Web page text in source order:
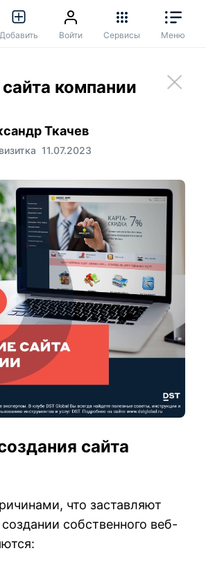
Добавить Войти Сервисы Меню
компании
Ткачев
11.07.2023
сайта
что заставляют
собственного веб-